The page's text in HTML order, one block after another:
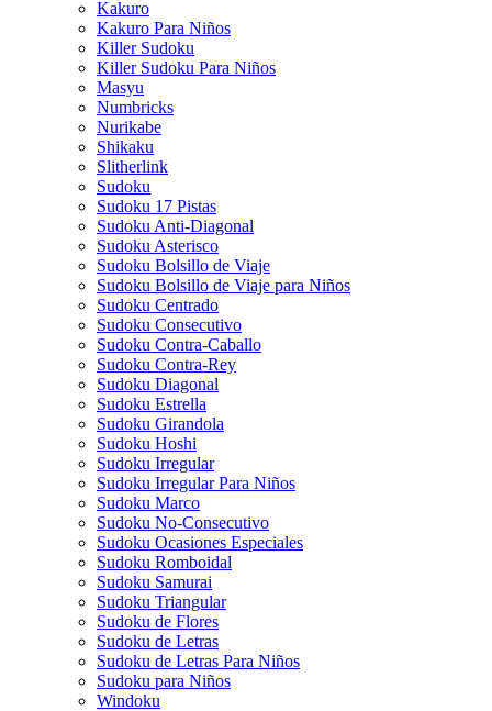
Kakuro
Kakuro Para Niños
Killer Sudoku
Killer Sudoku Para Niños
Masyu
Numbricks
Nurikabe
Shikaku
Slitherlink
Sudoku
Sudoku 17 Pistas
Sudoku Anti-Diagonal
Sudoku Asterisco
Sudoku Bolsillo de Viaje
Sudoku Bolsillo de Viaje para Niños
Sudoku Centrado
Sudoku Consecutivo
Sudoku Contra-Caballo
Sudoku Contra-Rey
Sudoku Diagonal
Sudoku Estrella
Sudoku Girandola
Sudoku Hoshi
Sudoku Irregular
Sudoku Irregular Para Niños
Sudoku Marco
Sudoku No-Consecutivo
Sudoku Ocasiones Especiales
Sudoku Romboidal
Sudoku Samurai
Sudoku Triangular
Sudoku de Flores
Sudoku de Letras
Sudoku de Letras Para Niños
Sudoku para Niños
Windoku